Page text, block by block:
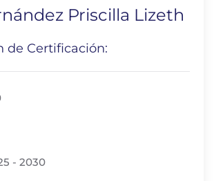
Priscilla Lizeth
de Certificación:
- 2030